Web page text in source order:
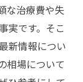
な治療費や失
実です。そこ
新情報につい
相場について